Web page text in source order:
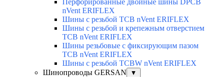
nVent ERIFLEX
Шины с резьбой TCB nVent ERIFLEX
Шины с резьбой и крепежным отверстием
TCB nVent ERIFLEX
Шины резьбовые с фиксирующим пазом
TCB nVent ERIFLEX
Шины с резьбой TCBW nVent ERIFLEX
Шинопроводы GERSAN
▼